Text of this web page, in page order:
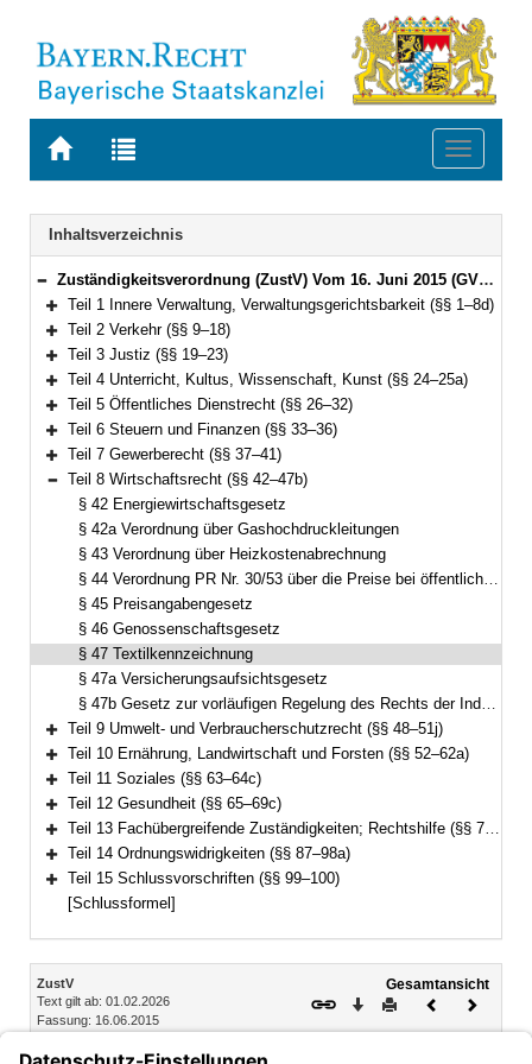
Zur
BAYERN.RECHT
Zur
letzten
Suche
Toggle
Navigation
Inhaltsverzeichnis
Bereich reduzieren
Zuständigkeitsverordnung (ZustV) Vom 16. Juni 2015 (GVBl. S. 184) BayRS 2015-1-1-V (§§ 1–100)
Bereich erweitern
Teil 1 Innere Verwaltung, Verwaltungsgerichtsbarkeit (§§ 1–8d)
Bereich erweitern
Teil 2 Verkehr (§§ 9–18)
Bereich erweitern
Teil 3 Justiz (§§ 19–23)
Bereich erweitern
Teil 4 Unterricht, Kultus, Wissenschaft, Kunst (§§ 24–25a)
Bereich erweitern
Teil 5 Öffentliches Dienstrecht (§§ 26–32)
Bereich erweitern
Teil 6 Steuern und Finanzen (§§ 33–36)
Bereich erweitern
Teil 7 Gewerberecht (§§ 37–41)
Bereich reduzieren
Teil 8 Wirtschaftsrecht (§§ 42–47b)
§ 42 Energiewirtschaftsgesetz
§ 42a Verordnung über Gashochdruckleitungen
§ 43 Verordnung über Heizkostenabrechnung
§ 44 Verordnung PR Nr. 30/53 über die Preise bei öffentlichen Aufträgen
§ 45 Preisangabengesetz
§ 46 Genossenschaftsgesetz
§ 47 Textilkennzeichnung
§ 47a Versicherungsaufsichtsgesetz
§ 47b Gesetz zur vorläufigen Regelung des Rechts der Industrie- und Handelskammern
Bereich erweitern
Teil 9 Umwelt- und Verbraucherschutzrecht (§§ 48–51j)
Bereich erweitern
Teil 10 Ernährung, Landwirtschaft und Forsten (§§ 52–62a)
Bereich erweitern
Teil 11 Soziales (§§ 63–64c)
Bereich erweitern
Teil 12 Gesundheit (§§ 65–69c)
Bereich erweitern
Teil 13 Fachübergreifende Zuständigkeiten; Rechtshilfe (§§ 70–86)
Bereich erweitern
Teil 14 Ordnungswidrigkeiten (§§ 87–98a)
Bereich erweitern
Teil 15 Schlussvorschriften (§§ 99–100)
[Schlussformel]
Inhalt
ZustV
Text gilt ab: 01.02.2026
Fassung: 16.06.2015
Gesamtansicht
Download
DruckenVorheriges